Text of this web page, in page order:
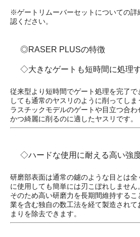
※ゲートリムーバーセットについての詳
認ください。
◎RASER PLUSの特徴
◇大きなゲートも短時間に処理
従来型より短時間でゲート処理を完了
しても通常のヤスリのように削ってし
ラスチックモデルのゲートや目立つ合わ
かつ綺麗に削るのに適したヤスリです。
◇ハードな使用に耐える高い強
研磨部表面は通常の鑢のような目とは全
に使用しても簡単には刃こぼれしません。
そのため高い研磨力を長期間維持する
業を含む独自の数工法を経て製造され
まりを除去できます。